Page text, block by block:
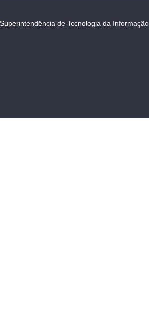
Superintendência de Tecnologia da Informação